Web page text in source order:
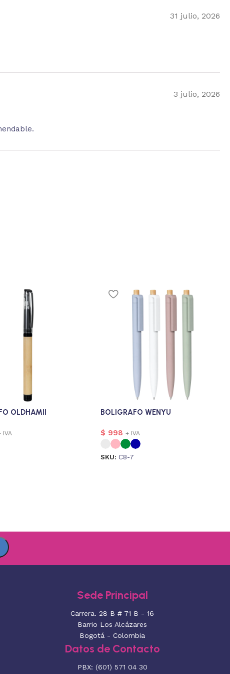
31 julio, 2026
3 julio, 2026
OLDHAMII
IVA
BOLIGRAFO WENYU
$ 998 + IVA
SKU: C8-7
Sede Principal
Carrera. 28 B # 71 B - 16
Barrio Los Alcázares
Bogotá - Colombia
Datos de Contacto
PBX: (601) 571 04 30